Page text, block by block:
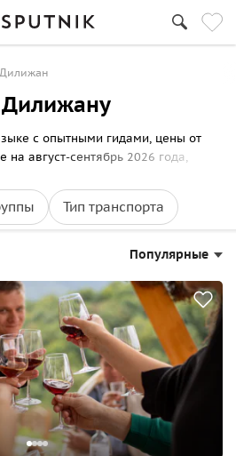
Дилижан
Дилижану
с опытными гидами, цены от
на август-сентябрь 2026 года,
Тип транспорта
Популярные